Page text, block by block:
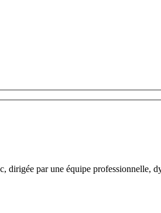
dirigée par une équipe professionnelle,